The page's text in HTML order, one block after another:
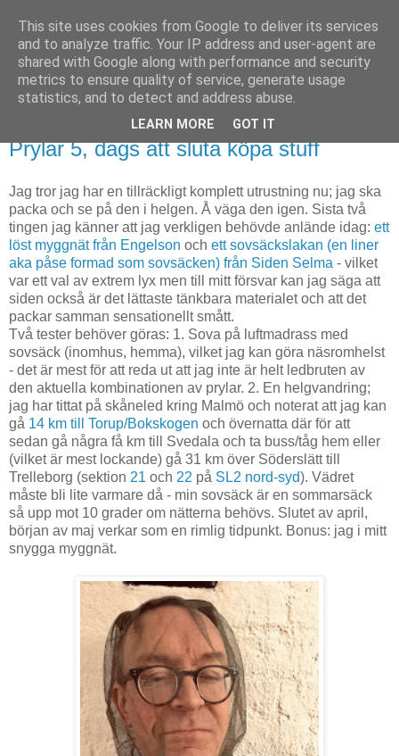
Björn Fritz
vad än som faller mig in
onsdag, februari 27, 2019
Prylar 5, dags att sluta köpa stuff
Jag tror jag har en tillräckligt komplett utrustning nu; jag ska
packa och se på den i helgen. Å väga den igen. Sista två
tingen jag känner att jag verkligen behövde anlände idag: ett
löst myggnät från Engelson och ett sovsäckslakan (en liner
aka påse formad som sovsäcken) från Siden Selma - vilket
var ett val av extrem lyx men till mitt försvar kan jag säga att
siden också är det lättaste tänkbara materialet och att det
packar samman sensationellt smått.
Två tester behöver göras: 1. Sova på luftmadrass med
sovsäck (inomhus, hemma), vilket jag kan göra näsromhelst
- det är mest för att reda ut att jag inte är helt ledbruten av
den aktuella kombinationen av prylar. 2. En helgvandring;
jag har tittat på skåneled kring Malmö och noterat att jag kan
gå 14 km till Torup/Bokskogen och övernatta där för att
sedan gå några få km till Svedala och ta buss/tåg hem eller
(vilket är mest lockande) gå 31 km över Söderslätt till
Trelleborg (sektion 21 och 22 på SL2 nord-syd). Vädret
måste bli lite varmare då - min sovsäck är en sommarsäck
så upp mot 10 grader om nätterna behövs. Slutet av april,
början av maj verkar som en rimlig tidpunkt. Bonus: jag i mitt
snygga myggnät.
This site uses cookies from Google to deliver its services
and to analyze traffic. Your IP address and user-agent are
shared with Google along with performance and security
metrics to ensure quality of service, generate usage
statistics, and to detect and address abuse.
LEARN MORE GOT IT